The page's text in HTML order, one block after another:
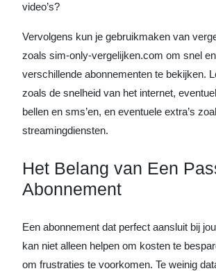
video’s?
Vervolgens kun je gebruikmaken van
zoals sim-only-vergelijken.com om snel
verschillende abonnementen te bekijken.
zoals de snelheid van het internet,
bellen en sms’en, en eventuele extra’s
streamingdiensten.
Het Belang van Een
Abonnement
Een abonnement dat perfect aansluit bij
kan niet alleen helpen om kosten te
om frustraties te voorkomen. Te weinig